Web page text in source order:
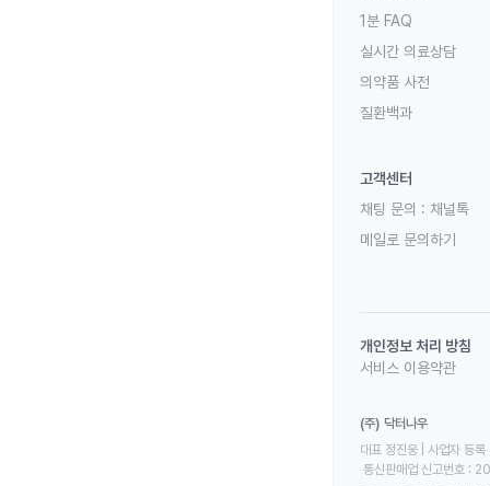
1분 FAQ
실시간 의료상담
의약품 사전
질환백과
고객센터
채팅 문의 : 채널톡
메일로 문의하기
개인정보 처리 방침
서비스 이용약관
(주) 닥터나우
대표 정진웅 | 사업자
통신판매업 신고번호